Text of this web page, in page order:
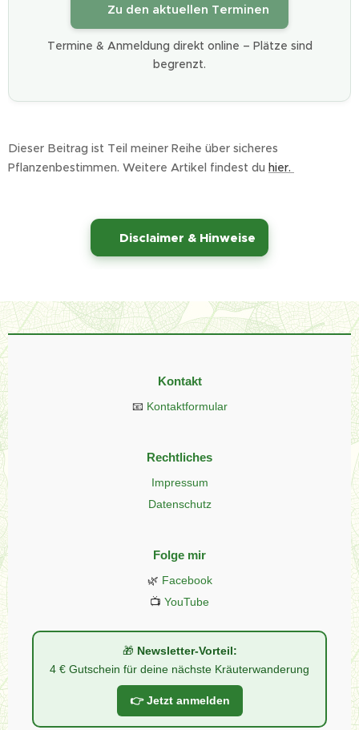
🌸 Zu den aktuellen Terminen
Termine & Anmeldung direkt online – Plätze sind
begrenzt.
Dieser Beitrag ist Teil meiner Reihe über sicheres
Pflanzenbestimmen. Weitere Artikel findest du hier.
Disclaimer & Hinweise
Kontakt
📧 Kontaktformular
Rechtliches
Impressum
Datenschutz
Folge mir
🌿 Facebook
📺 YouTube
🎁 Newsletter-Vorteil:
4 € Gutschein für deine nächste Kräuterwanderung
👉 Jetzt anmelden